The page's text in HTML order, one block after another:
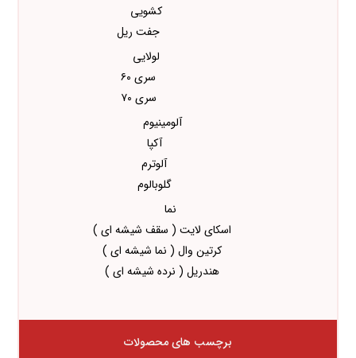
کشویی
جفت ریل
لولایی
سری ۶۰
سری ۷۰
آلومینیوم
آکپا
آلوترم
گلوبالوم
نما
اسکای لایت ( سقف شیشه ای )
کرتین وال ( نما شیشه ای )
هندریل ( نرده شیشه ای )
برچسب های محصولات